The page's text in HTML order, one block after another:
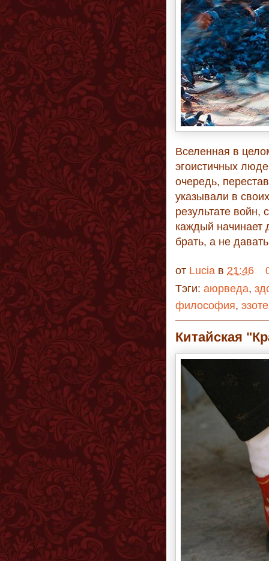
Вселенная в
эгоистичных
очередь,
указывали в
результате войн,
каждый начинает
брать, а не
от Lucia в 21:46
Тэги: аюрведа,
философия,
Китайская